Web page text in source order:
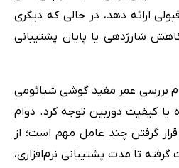
ارائه دهد، در حالی که دیگری
شارژدهی یا پایان پشتیبانی
بررسی عمر مفید گوشی شیائومی
یا کیفیت دوربین توجه کرد. دوام
گرفتن چند عامل مهم است؛ از
تا مدت پشتیبانی نرم‌افزاری،